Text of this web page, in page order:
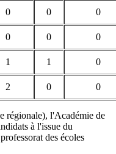
0 0
0
0 0
0
1 1
0
2 0 0
régionale), l'Académie de
à l'issue du
des écoles